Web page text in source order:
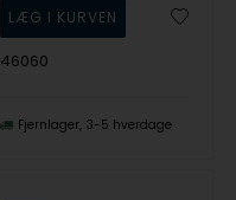
46060
Fjernlager 3-5 hverdage